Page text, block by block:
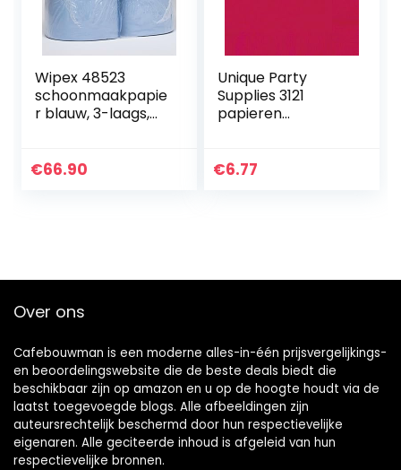
Wipex 48523
schoonmaakpapie
r blauw, 3-laags,
€66.90
Unique Party
Supplies 3121
papieren
verpakking van 20
€6.77
Over ons
Cafebouwman is een moderne alles-in-één prijsvergelijkings-
en beoordelingswebsite die de beste deals biedt die
beschikbaar zijn op amazon en u op de hoogte houdt via de
laatst toegevoegde blogs. Alle afbeeldingen zijn
auteursrechtelijk beschermd door hun respectievelijke
eigenaren. Alle geciteerde inhoud is afgeleid van hun
respectievelijke bronnen.